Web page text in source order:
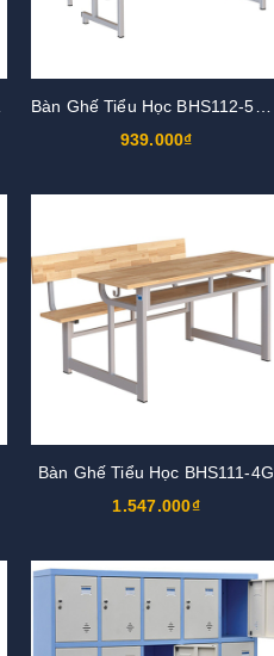
939.000₫
Bàn Ghế Tiểu Học BHS111-4G
1.547.000₫